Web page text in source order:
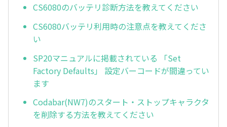
CS6080のバッテリ診断方法を教えてください
CS6080バッテリ利用時の注意点を教えてくださ
い
SP20マニュアルに掲載されている 「Set
Factory Defaults」 設定バーコードが間違ってい
ます
Codabar(NW7)のスタート・ストップキャラクタ
を削除する方法を教えてください